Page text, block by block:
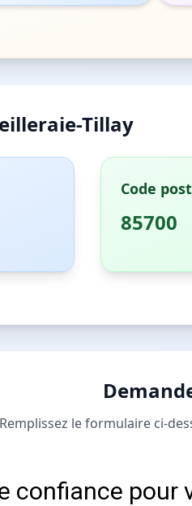
Tillay
Code
85700
Remplissez le formulaire ci-
confiance pour